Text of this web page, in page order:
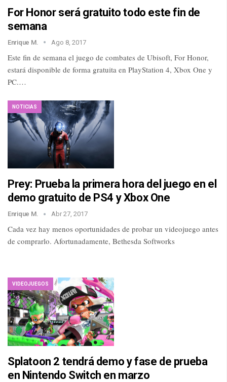
For Honor será gratuito todo este fin de
semana
Enrique M. Ago 8, 2017
Este fin de semana el juego de combates de Ubisoft, For Honor,
estará disponible de forma gratuita en PlayStation 4, Xbox One y
PC.…
NOTICIAS
Prey: Prueba la primera hora del juego en el
demo gratuito de PS4 y Xbox One
Enrique M. Abr 27, 2017
Cada vez hay menos oportunidades de probar un videojuego antes
de comprarlo. Afortunadamente, Bethesda Softworks
VIDEOJUEGOS
Splatoon 2 tendrá demo y fase de prueba
en Nintendo Switch en marzo